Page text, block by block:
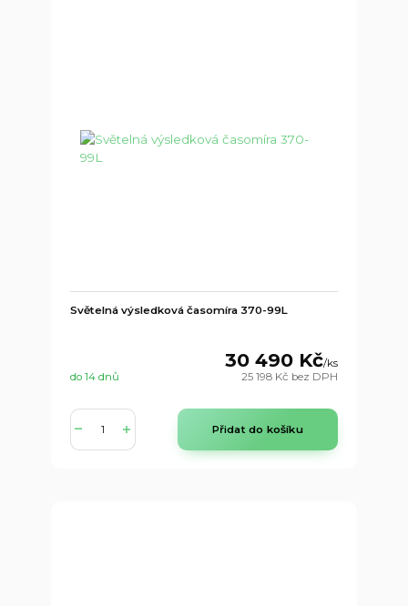
Světelná výsledková časomíra 370-99L
30 490 Kč/ks
25 198 Kč bez DPH
do 14 dnů
Přidat do košíku